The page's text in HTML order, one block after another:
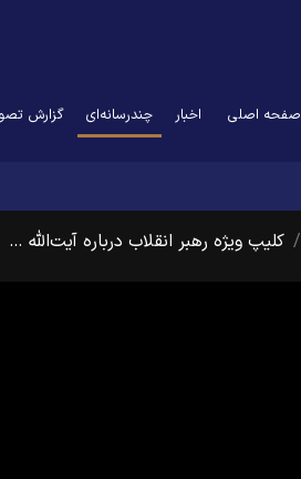
صفحه اصلی اخبار چندرسانه‌ای
(current) گزارش
کلیپ ویژه رهبر انقلاب درباره آیت‌الله …